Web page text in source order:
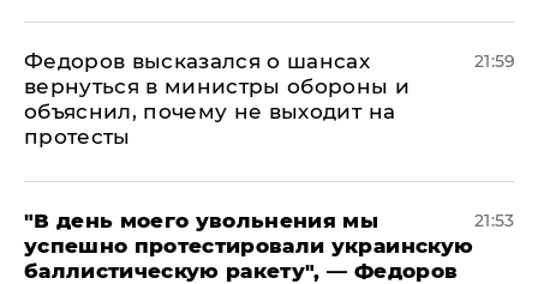
Федоров высказался о шансах
вернуться в министры обороны и
объяснил, почему не выходит на
протесты
21:59
​"В день моего увольнения мы
успешно протестировали украинскую
баллистическую ракету", — Федоров
21:53